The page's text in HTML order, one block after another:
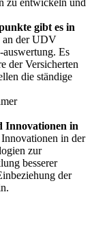
gibt es in
der UDV
Es
der Versicherten
die ständige
Innovationen in
in der
zur
besserer
der